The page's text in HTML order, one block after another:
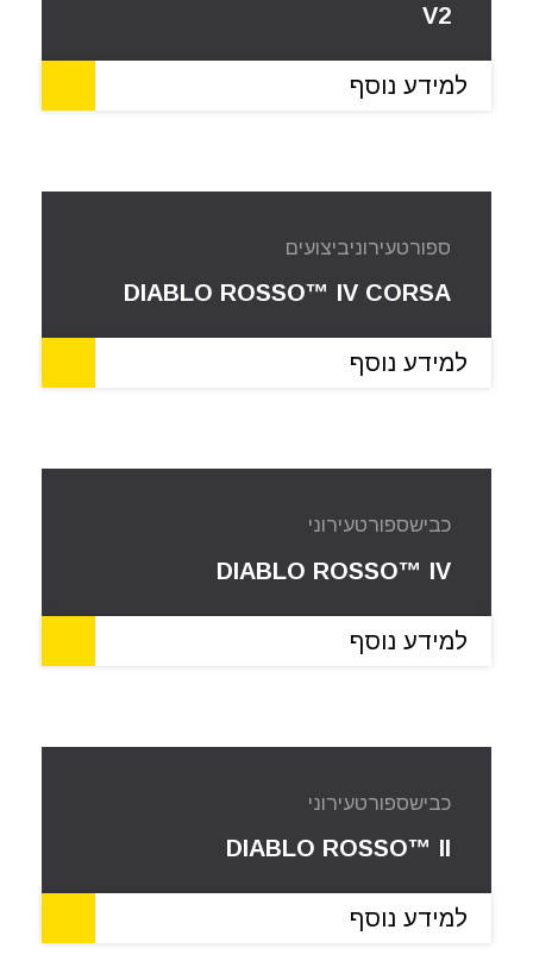
V2
למידע נוסף
ספורטעירוניביצועים
DIABLO ROSSO™ IV CORSA
למידע נוסף
כבישספורטעירוני
DIABLO ROSSO™ IV
למידע נוסף
כבישספורטעירוני
DIABLO ROSSO™ II
למידע נוסף